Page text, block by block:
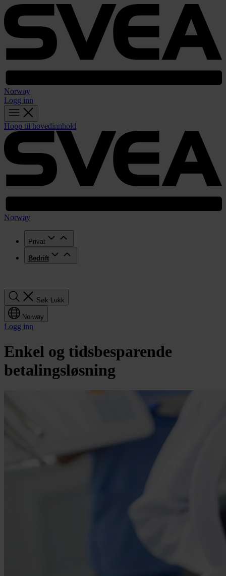
Norway
Logg inn
Hopp til hovedinnhold
Norway
Privat
Bedrift
Søk Lukk
Norway
Logg inn
Enkel og tidsbesparende
betalingsløsning